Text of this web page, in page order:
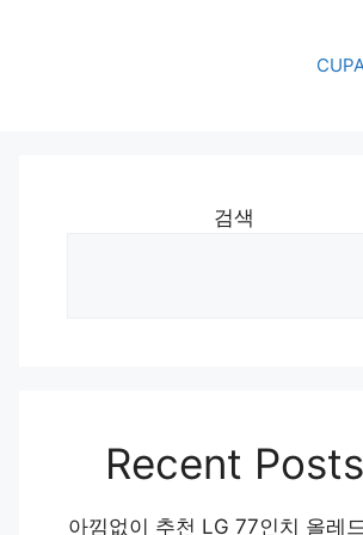
검색
Recent Posts
아낌없이 추천 LG 77인치 올레